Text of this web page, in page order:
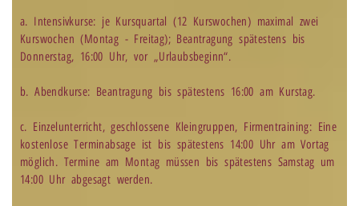
a. Intensivkurse: je Kursquartal (12 Kurswochen) maximal zwei
Kurswochen (Montag - Freitag); Beantragung spätestens bis
Donnerstag, 16:00 Uhr, vor „Urlaubsbeginn“.
b. Abendkurse: Beantragung bis spätestens 16:00 am Kurstag.
c. Einzelunterricht, geschlossene Kleingruppen, Firmentraining: Eine
kostenlose Terminabsage ist bis spätestens 14:00 Uhr am Vortag
möglich. Termine am Montag müssen bis spätestens Samstag um
14:00 Uhr abgesagt werden.